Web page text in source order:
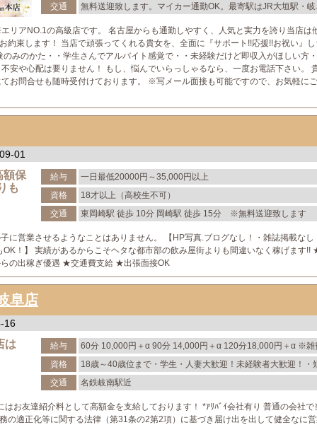
交通
無料送迎致します。マイカー通勤OK。最寄駅はJR大垣駅・
リアNO.1の高級店です。 名古屋からも通勤しやすく、人気と実力を誇り当店は
約束します！ 当店で頑張ってくれる貴女を、全面に『サポート!!応援!!お祝い』
みのかた・・学生さんでアルバイト感覚で・・未経験だけど即収入がほしい方
安や心配は要りません！ もし、悩んでいらっしゃるなら、一度お電話下さい。
お問合せも随時受付けております。 ※写メール面接も可能ですので、お気軽に
01
額保
も
給与
一日最低20000円～35,000円以上
資格
18才以上（高校生不可）
交通
東岡崎駅 徒歩 10分 岡崎駅 徒歩 15分 ※無料送迎致します
に営業させるようなことはありません。 【HP写真.ブログなし！・雑誌掲載なし
！】 実績があるからこそヘタな都市部の飲み屋街よりも間違いなく稼げます!!
の出稼ぎ優遇 ★交通費支給 ★出張面接OK
阜店
16
は 給与
60分 10,000円＋α 90分 14,000円＋α 120分18,000円＋α ※雑
料から引かれるものは一切ありません。
資格
18歳～40歳位まで・学生・人妻大歓迎！未経験者大歓迎！・
期・他店とのかけもち1日体験入店OK！
交通 名鉄岐南駅近
お友達紹介料として高額金を支給しております！ *ｱﾘﾊﾞｲ会社有り 普通の会社で
の適正化等に関する法律（第31条の2第2項）に基づき届け出を出して健全なに